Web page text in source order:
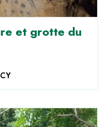
et grotte du